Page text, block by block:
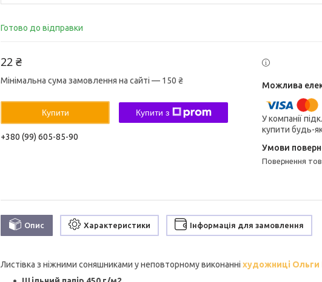
Готово до відправки
22 ₴
Мінімальна сума замовлення на сайті — 150 ₴
Купити Купити з
+380 (99) 605-85-90
У компанії
купити будь-
повернення
Опис Характеристики Інформація для замовлення
Листівка з ніжними соняшниками у неповторному виконанні художниці Ольги